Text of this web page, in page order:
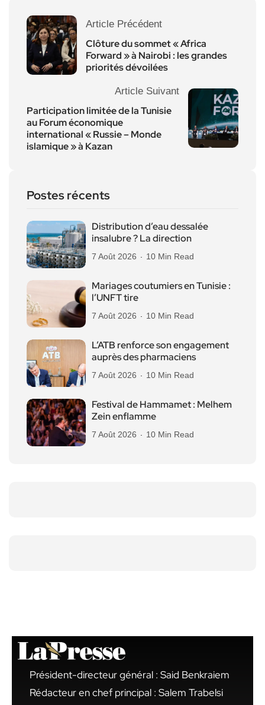
Article Précédent
Clôture du sommet « Africa
Forward » à Nairobi : les grandes
priorités dévoilées
Article Suivant
Participation limitée de la Tunisie
au Forum économique
international « Russie – Monde
islamique » à Kazan
Postes récents
Distribution d’eau dessalée
insalubre ? La direction
7 Août 2026 10 Min Read
Mariages coutumiers en Tunisie :
l’UNFT tire
7 Août 2026 10 Min Read
L’ATB renforce son engagement
auprès des pharmaciens
7 Août 2026 10 Min Read
Festival de Hammamet : Melhem
Zein enflamme
7 Août 2026 10 Min Read
Président-directeur général : Said Benkraiem
Rédacteur en chef principal : Salem Trabelsi